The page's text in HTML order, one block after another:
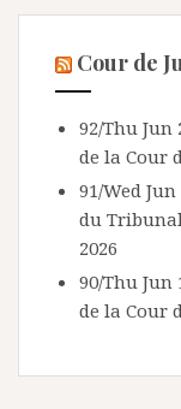
Cour de
92/Thu Jun
de la Cour
91/Wed
du
2026
90/Thu Jun
de la Cour